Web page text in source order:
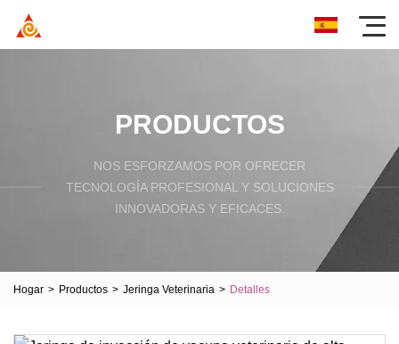
PRODUCTOS
NOS ESFORZAMOS POR OFRECER
TECNOLOGÍA PROFESIONAL Y SOLUCIONES
INNOVADORAS Y EFICACES.
Hogar > Productos > Jeringa Veterinaria > Detalles